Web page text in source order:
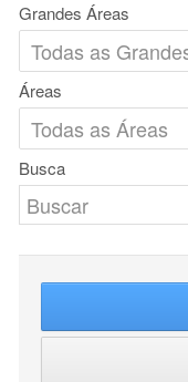
Grandes Áreas
Áreas
Busca